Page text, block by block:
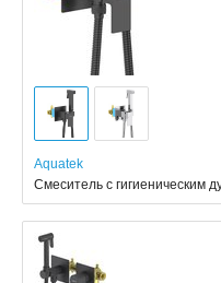
Aquatek
Смеситель с гигиеническим